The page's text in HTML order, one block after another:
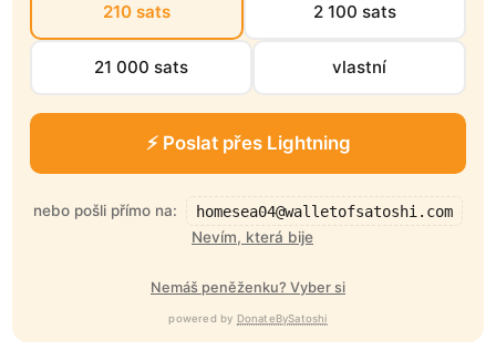
210 sats 2 100 sats
21 000 sats vlastní
⚡ Poslat přes Lightning
nebo pošli přímo na:
homesea04@walletofsatoshi.com
Nevím, která bije
Nemáš peněženku? Vyber si
powered by DonateBySatoshi